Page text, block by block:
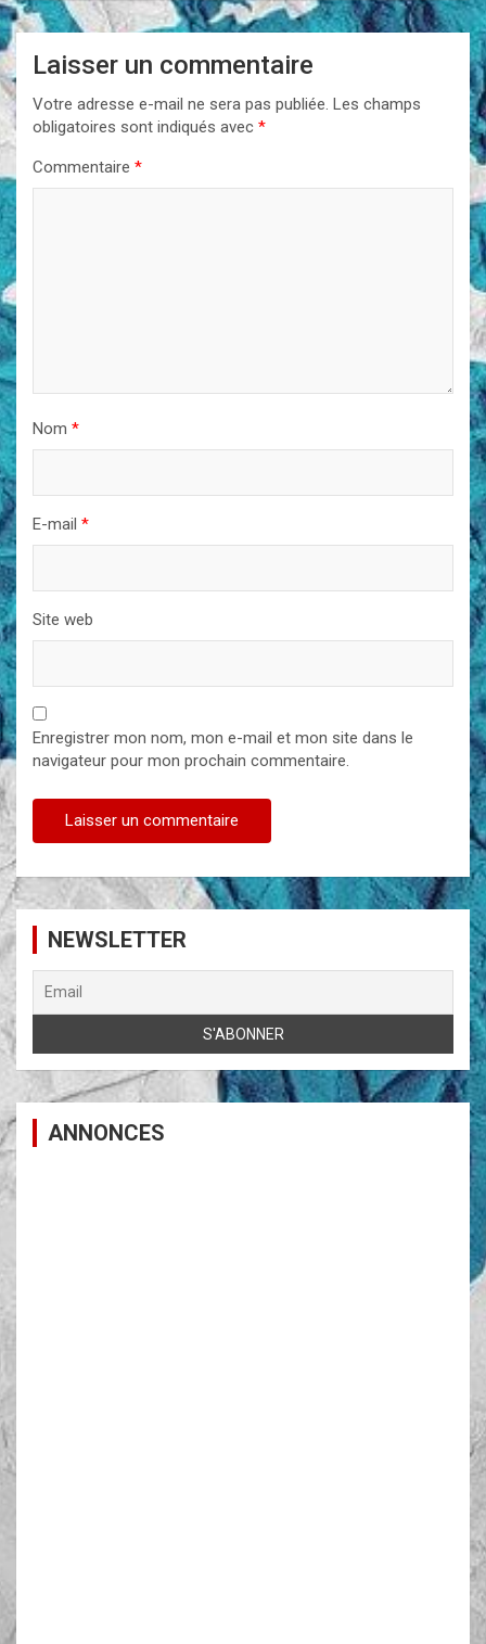
l’article
Laisser un commentaire
Votre adresse e-mail ne sera pas publiée. Les champs
obligatoires sont indiqués avec *
Commentaire *
Nom *
E-mail *
Site web
Enregistrer mon nom, mon e-mail et mon site dans le
navigateur pour mon prochain commentaire.
NEWSLETTER
ANNONCES